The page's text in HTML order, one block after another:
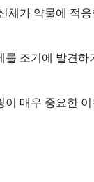
가 약물에 적
조기에 발견
매우 중요한